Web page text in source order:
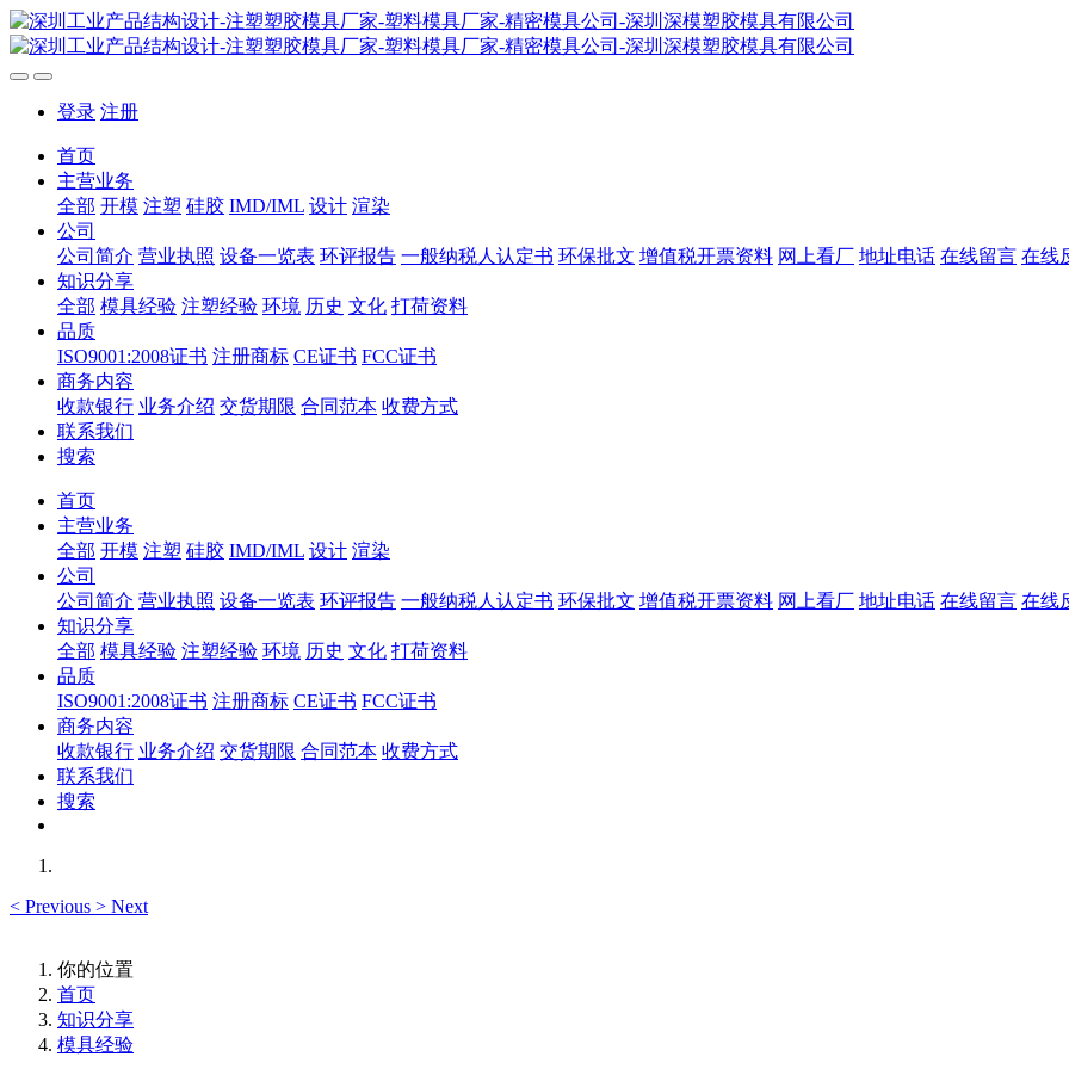
登录 注册
首页
主营业务
全部 开模 注塑 硅胶 IMD/IML 设计 渲染
公司
公司简介 营业执照 设备一览表 环评报告 一般纳税人认定书 环保批文 增值税开票资料 网上看厂 地址电话 在线留言 在线
知识分享
全部 模具经验 注塑经验 环境 历史 文化 打荷资料
品质
ISO9001:2008证书 注册商标 CE证书 FCC证书
商务内容
收款银行 业务介绍 交货期限 合同范本 收费方式
联系我们
搜索
首页
主营业务
全部 开模 注塑 硅胶 IMD/IML 设计 渲染
公司
公司简介 营业执照 设备一览表 环评报告 一般纳税人认定书 环保批文 增值税开票资料 网上看厂 地址电话 在线留言 在线
知识分享
全部 模具经验 注塑经验 环境 历史 文化 打荷资料
品质
ISO9001:2008证书 注册商标 CE证书 FCC证书
商务内容
收款银行 业务介绍 交货期限 合同范本 收费方式
联系我们
搜索
< Previous > Next
你的位置
首页
知识分享
模具经验